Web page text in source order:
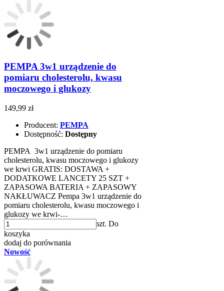
PEMPA 3w1 urządzenie do
pomiaru cholesterolu, kwasu
moczowego i glukozy
149,99 zł
Producent: PEMPA
Dostępność: Dostępny
PEMPA 3w1 urządzenie do pomiaru
cholesterolu, kwasu moczowego i glukozy
we krwi GRATIS: DOSTAWA +
DODATKOWE LANCETY 25 SZT +
ZAPASOWA BATERIA + ZAPASOWY
NAKŁUWACZ Pempa 3w1 urządzenie do
pomiaru cholesterolu, kwasu moczowego i
glukozy we krwi-…
szt. Do
koszyka
dodaj do porównania
Nowość